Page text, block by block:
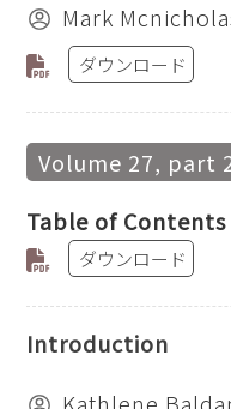
Mark
ダウンロード
Volume 27, part
Table of Contents
ダウンロード
Introduction